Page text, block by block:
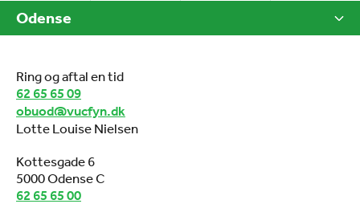
Odense
Ring og aftal en tid
62 65 65 09
obuod@vucfyn.dk
Lotte Louise Nielsen
Kottesgade 6
5000 Odense C
62 65 65 00